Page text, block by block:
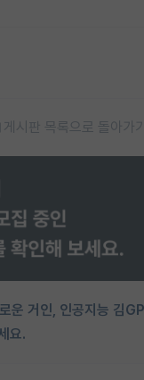
게시판 목록으로 돌아가기
운 거인, 인공지능 김
요.